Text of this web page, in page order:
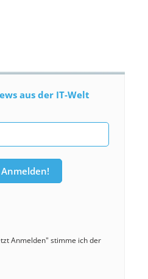
aus der IT-Welt
Anmelden" stimme ich der